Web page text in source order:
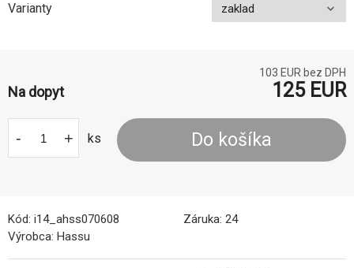
Varianty
103 EUR bez DPH
Na dopyt 125EUR
- + ks Do košíka
Kód: i14_ahss070608 Záruka: 24
Výrobca: Hassu